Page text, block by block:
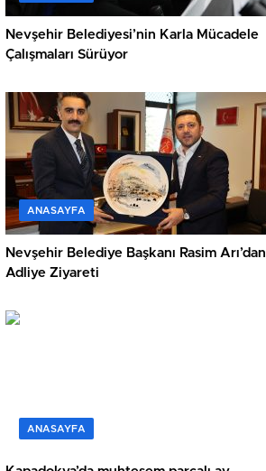
Nevşehir Belediyesi’nin Karla Mücadele
Çalışmaları Sürüyor
ANASAYFA
Nevşehir Belediye Başkanı Rasim Arı’dan
Adliye Ziyareti
ANASAYFA